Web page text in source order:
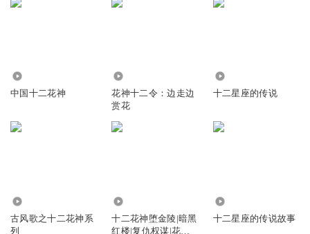
中国十二花神
花神十二令：边走边
赏花
十二星座的传说
古风歌之十二花神系
列
十二花神堕金陵|暗黑
红楼|复仇权谋|花神
十二星座的传说故事